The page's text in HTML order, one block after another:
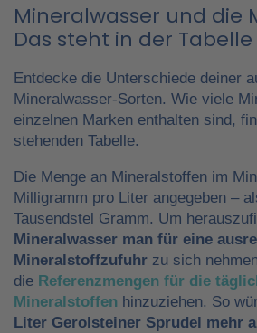
Mineralwasser und die
Das steht in der Tabelle
Entdecke die Unterschiede deiner
Mineralwasser-Sorten. Wie viele
einzelnen Marken enthalten sind,
stehenden Tabelle.
Die Menge an Mineralstoffen im
Milligramm pro Liter angegeben –
Tausendstel Gramm. Um
Mineralwasser man für eine
Mineralstoffzufuhr zu sich
die Referenzmengen für die
Mineralstoffen hinzuziehen. So
Liter Gerolsteiner Sprudel mehr